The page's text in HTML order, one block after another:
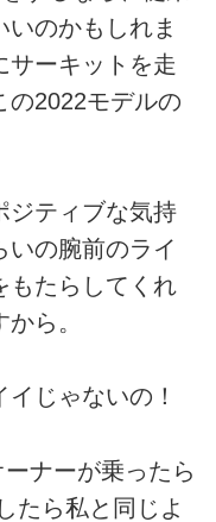
のかもしれま
サーキットを走
の2022モデルの
ジティブな気持
いの腕前のライ
もたらしてくれ
ら。
じゃないの！
ナーが乗ったら
たら私と同じよ